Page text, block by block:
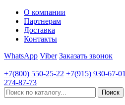
О компании
Партнерам
Доставка
Контакты
WhatsApp Viber Заказать звонок
+7(800) 550-25-22 +7(915) 930-67-01
274-87-73